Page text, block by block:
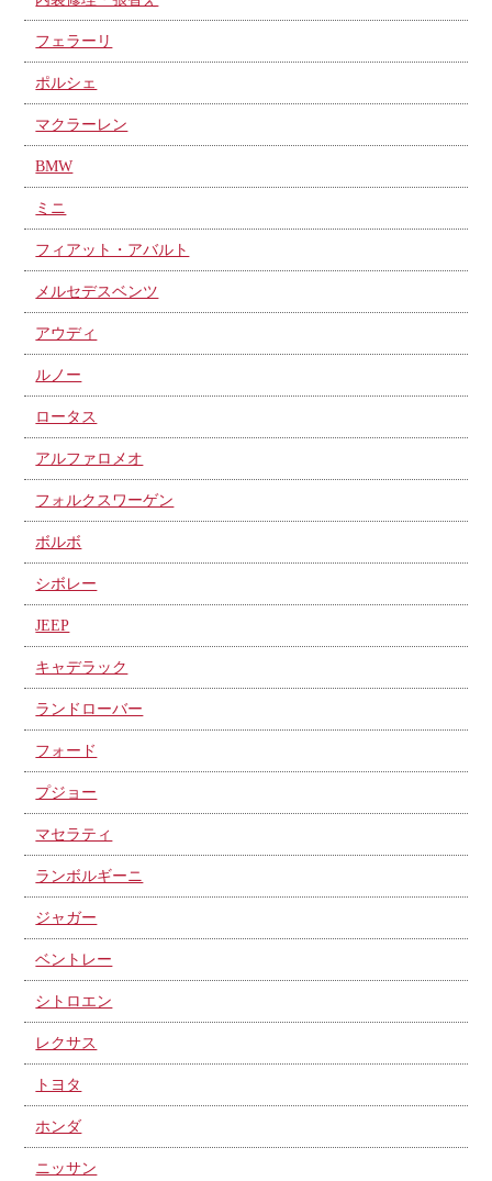
フェラーリ
ポルシェ
マクラーレン
BMW
ミニ
フィアット・アバルト
メルセデスベンツ
アウディ
ルノー
ロータス
アルファロメオ
フォルクスワーゲン
ボルボ
シボレー
JEEP
キャデラック
ランドローバー
フォード
プジョー
マセラティ
ランボルギーニ
ジャガー
ベントレー
シトロエン
レクサス
トヨタ
ホンダ
ニッサン